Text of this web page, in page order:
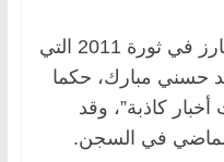
ويقضي عبد الفتاح وهو وجه بارز في ثورة 2011 التي
حسني مبارك، حكما
“بث أخبار كاذبة”، وقد
في السجن.